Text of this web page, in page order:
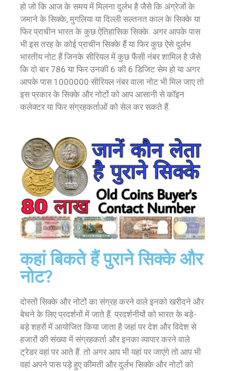
हो जो कि आज के समय में मिलना दुर्लभ है जैसे कि अंग्रेजों के
जमाने के सिक्के, मुगलिया या दिल्ली सल्तनत काल के सिक्के या
फिर प्राचीन भारत के कुछ ऐतिहासिक सिक्के. अगर आपके पास
भी इस तरह के कोई प्राचीन सिक्के हैं या फिर कुछ ऐसे दुर्लभ
भारतीय नोट हैं जिनके सीरियल में कुछ फैंसी नंबर शामिल है जैसे
कि दो बार 786 या फिर उनकी 6 की 6 डिजिट सेम हो या अगर
आपके पास 1000000 सीरियल नंबर वाला नोट भी मिल जाए तो
इस प्रकार के सिक्के और नोटों को आप आसानी से कॉइन
कलेक्टर या फिर संग्रहकर्ताओं को सेल कर सकते हैं.
कहां बिकते हैं पुराने सिक्के और
नोट?
दोस्तों सिक्के और नोटों का संग्रह करने वाले इनको खरीदने और
बेचने के लिए प्रदर्शनों में जाते हैं. प्रदर्शनीयों को भारत के बड़े-
बड़े शहरों में आयोजित किया जाता है जहां पर देश और विदेश से
हजारों की संख्या में संग्रहकर्ता और इनका व्यापार करने वाले
ट्रेडर वहां पर आते हैं. तो अगर आप भी यहां पर जाएंगे तो आप भी
वहां अपने पास पड़े हुए कीमती और दुर्लभ सिक्के और नोटों को